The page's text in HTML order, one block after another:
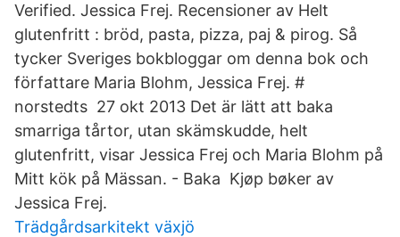
Verified. Jessica Frej. Recensioner av Helt
glutenfritt : bröd, pasta, pizza, paj & pirog. Så
tycker Sveriges bokbloggar om denna bok och
författare Maria Blohm, Jessica Frej. #
norstedts 27 okt 2013 Det är lätt att baka
smarriga tårtor, utan skämskudde, helt
glutenfritt, visar Jessica Frej och Maria Blohm på
Mitt kök på Mässan. - Baka Kjøp bøker av
Jessica Frej.
Trädgårdsarkitekt växjö